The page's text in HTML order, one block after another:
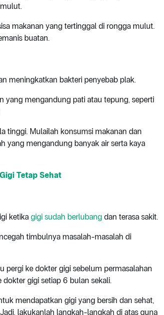
makanan yang tertinggal di rongga mulut.
buatan.
meningkatkan bakteri penyebab plak.
yang mengandung pati atau tepung, seperti
tinggi. Mulailah konsumsi makanan dan
yang mengandung banyak air serta kaya
Tetap Sehat
ketika gigi sudah berlubang dan terasa sakit.
timbulnya masalah-masalah di
pergi ke dokter gigi sebelum permasalahan
dokter gigi setiap 6 bulan sekali.
mendapatkan gigi yang bersih dan sehat,
lakukanlah langkah-langkah di atas guna